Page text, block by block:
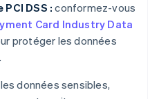
DSS : conformez-vous
Card Industry Data
protéger les données
données sensibles,